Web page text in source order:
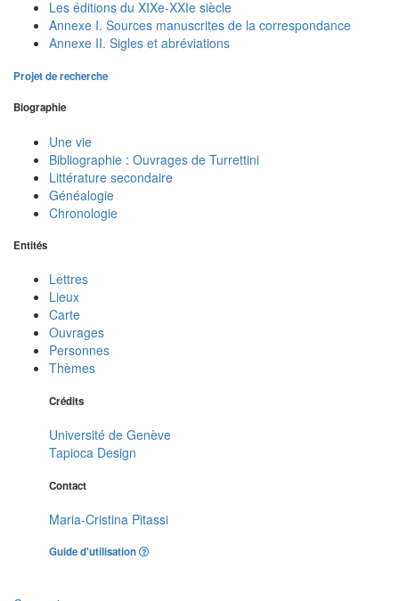
Les éditions du XIXe-XXIe siècle
Annexe I. Sources manuscrites de la correspondance
Annexe II. Sigles et abréviations
Projet de recherche
Biographie
Une vie
Bibliographie : Ouvrages de Turrettini
Littérature secondaire
Généalogie
Chronologie
Entités
Lettres
Lieux
Carte
Ouvrages
Personnes
Thèmes
Crédits
Université de Genève
Tapioca Design
Contact
Maria-Cristina Pitassi
Guide d'utilisation